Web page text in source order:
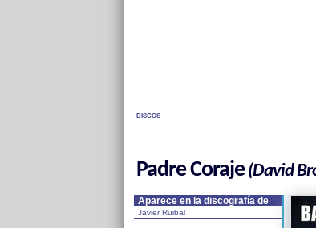
DISCOS
Padre Coraje(David
Aparece en la discografía de
Javier Ruibal